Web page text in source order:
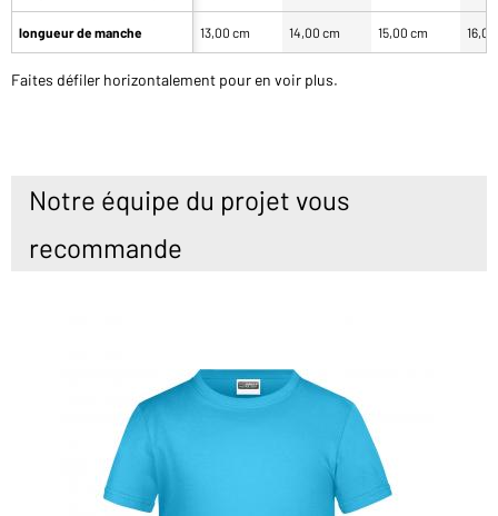
longueur de manche 13,00 cm 14,00 cm 15,00 cm
Faites défiler horizontalement pour en voir plus.
Notre équipe du projet vous
recommande